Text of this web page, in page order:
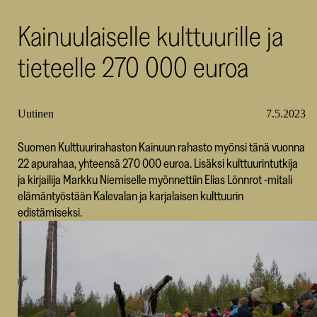
Kainuulaiselle kulttuurille ja
tieteelle 270 000 euroa
Uutinen 7.5.2023
Suomen Kulttuurirahaston Kainuun rahasto myönsi tänä vuonna
22 apurahaa, yhteensä 270 000 euroa. Lisäksi kulttuurintutkija
ja kirjailija Markku Niemiselle myönnettiin Elias Lönnrot -mitali
elämäntyöstään Kalevalan ja karjalaisen kulttuurin
edistämiseksi.